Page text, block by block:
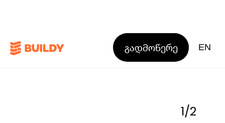
გადმოწერე EN
1/2